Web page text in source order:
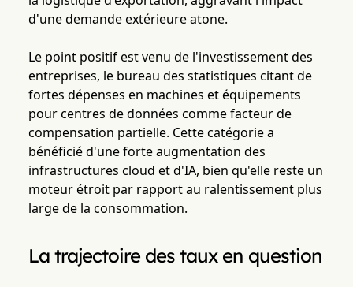
d'une demande extérieure atone.
Le point positif est venu de l'investissement des
entreprises, le bureau des statistiques citant de
fortes dépenses en machines et équipements
pour centres de données comme facteur de
compensation partielle. Cette catégorie a
bénéficié d'une forte augmentation des
infrastructures cloud et d'IA, bien qu'elle reste un
moteur étroit par rapport au ralentissement plus
large de la consommation.
La trajectoire des taux en question